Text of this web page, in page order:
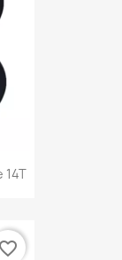
14T
favorite_border